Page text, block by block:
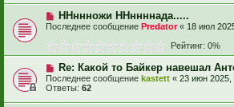
ННннножи ННннннада.....
Последнее сообщение Predator« 18 июл
Рейтинг: 0%
Re: Какой то Байкер навешал
Последнее сообщение kastett « 23 июн 2025,
Ответы: 62